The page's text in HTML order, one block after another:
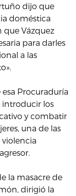
dijo que
doméstica
que Vázquez
para darles
a las
Procuraduría
los
y combatir
una de las
la masacre de
dirigió la